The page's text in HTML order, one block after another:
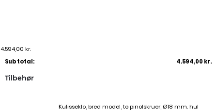
4.594,00 kr.
Sub total:
4.594,00 kr.
Tilbehør
Kulisseklo, bred model, to pinolskruer, Ø18 mm. hul